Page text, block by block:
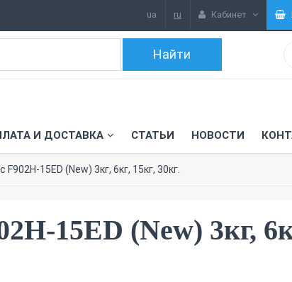
И ДОСТАВКА СТАТЬИ НОВОСТИ
ua ru Кабинет
15ED (New) 3кг, 6кг, 15кг, 30кг.
15ED (New) 3кг,